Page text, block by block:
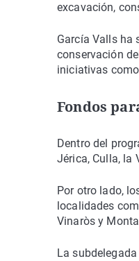
excavación,
García Valls ha
conservación
iniciativas
Fondos
Dentro del
Jérica, Culla, la
Por otro lado,
localidades
Vinaròs y
La